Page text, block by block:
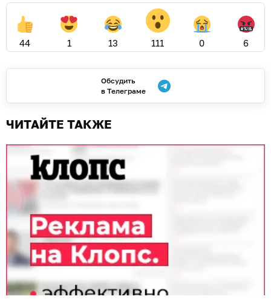
44 1 13 111 0 6
Обсудить
в Телеграме
ЧИТАЙТЕ ТАКЖЕ